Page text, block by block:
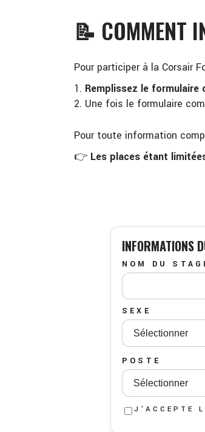
📝 COMMENT
Pour participer à la Corsair
Remplissez le formulaire
Une fois le formulaire
Pour toute information
👉 Les places étant
INFORMATIONS
NOM DU
SEXE
POSTE
J’ACCEPTE